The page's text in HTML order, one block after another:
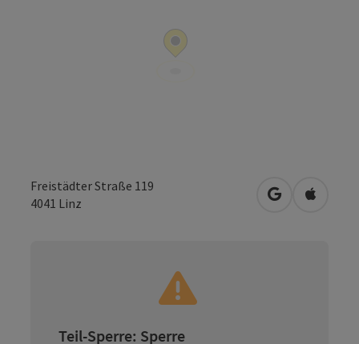
Freistädter Straße 119
4041 Linz in Google
in
Teil-Sperre: Sperre